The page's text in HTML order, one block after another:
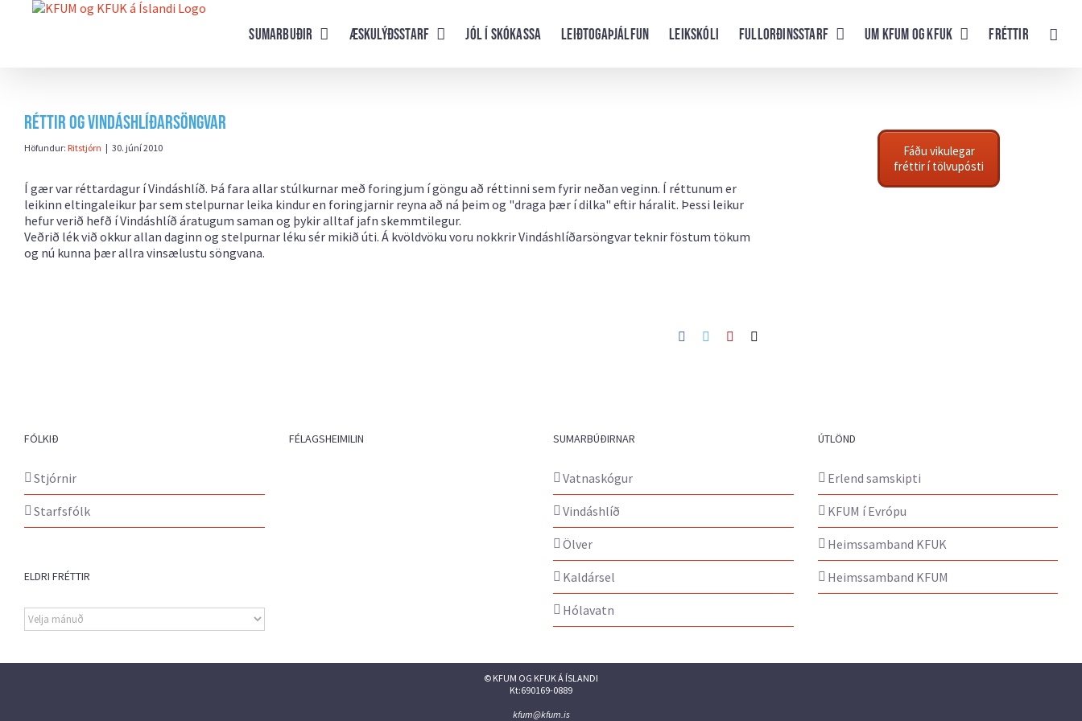
Sumarbuðir Æskulýðsstarf Jól í skókassa Leiðtogaþjálfun Leikskóli Fullorðinsstarf UM KFUM og KFUK Fréttir
Réttir og Vindáshlíðarsöngvar
Höfundur: Ritstjórn | 30. júní 2010
Í gær var réttardagur í Vindáshlíð. Þá fara allar stúlkurnar með foringjum í göngu að réttinni sem fyrir neðan veginn. Í réttunum er
leikinn eltingaleikur þar sem stelpurnar leika kindur en foringjarnir reyna að ná þeim og "draga þær í dilka" eftir háralit. Þessi leikur
hefur verið hefð í Vindáshlíð áratugum saman og þykir alltaf jafn skemmtilegur.
Veðrið lék við okkur allan daginn og stelpurnar léku sér mikið úti. Á kvöldvöku voru nokkrir Vindáshlíðarsöngvar teknir föstum tökum
og nú kunna þær allra vinsælustu söngvana.
Facebook
TwitterPinterest
Fáðu vikulegar
fréttir í tölvupósti
FÓLKIÐ
Stjórnir
Starfsfólk
ELDRI FRÉTTIR
Eldri
fréttir
FÉLAGSHEIMILIN SUMARBÚÐIRNAR
Vatnaskógur
Vindáshlíð
Ölver
Kaldársel
Hólavatn
ÚTLÖND
Erlend samskipti
KFUM í Evrópu
Heimssamband KFUK
Heimssamband KFUM
© KFUM OG KFUK Á ÍSLANDI
Kt:690169-0889
kfum@kfum.is